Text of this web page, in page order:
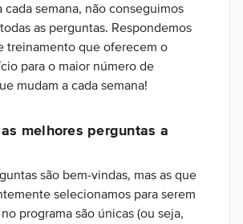
cada semana, não conseguimos
as perguntas. Respondemos
treinamento que oferecem o
para o maior número de
mudam a cada semana!
melhores perguntas a
são bem-vindas, mas as que
selecionamos para serem
programa são únicas (ou seja,